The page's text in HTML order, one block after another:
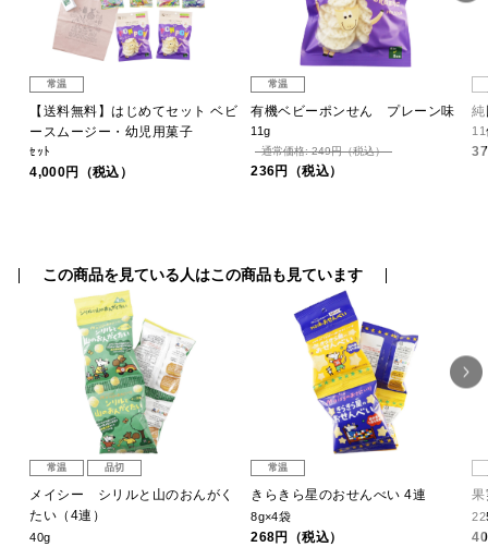
常温
【送料無料】はじめてセット ベビ
ースムージー・幼児用菓子
ｾｯﾄ
4,000円（税込）
常温
有機ベビーポンせん プレーン味
11g
通常価格: 249円（税込）
236円（税込）
11
この商品を見ている人はこの商品も見ています
常温 品切
メイシー シリルと山のおんがく
たい（4連）
40g
常温
きらきら星のおせんべい 4連
8g×4袋
268円（税込）